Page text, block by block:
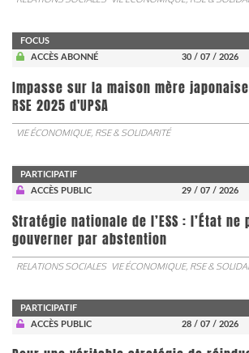
FOCUS
ACCÈS ABONNÉ
30 / 07 / 2026
Impasse sur la maison mère
RSE 2025 d'UPSA
VIE ÉCONOMIQUE, RSE & SOLIDARITÉ
PARTICIPATIF
ACCÈS PUBLIC
29 / 07 / 2026
Stratégie nationale de l’ESS : l’État ne
gouverner par abstention
RELATIONS SOCIALES VIE ÉCONOMIQUE, RSE &
PARTICIPATIF
ACCÈS PUBLIC
28 / 07 / 2026